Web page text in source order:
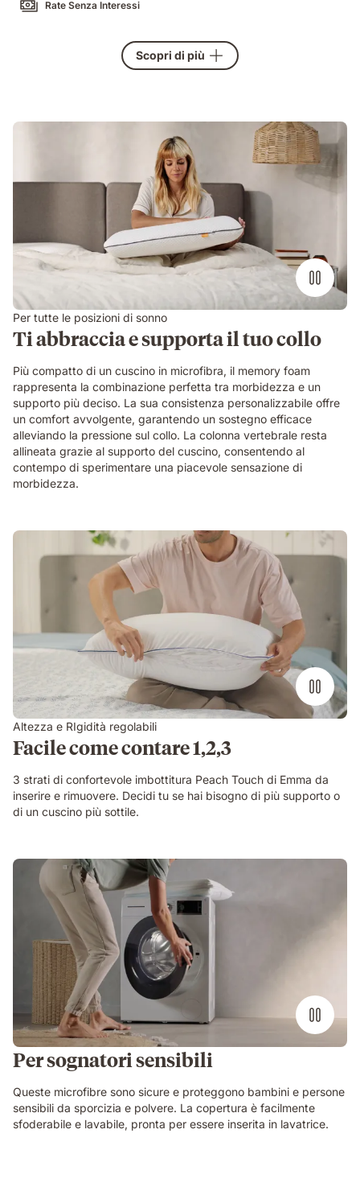
Rate Senza Interessi
Scopri di più
Per tutte le posizioni di sonno
Ti abbraccia e supporta il tuo collo
Più compatto di un cuscino in microfibra, il memory foam
rappresenta la combinazione perfetta tra morbidezza e un
supporto più deciso. La sua consistenza personalizzabile offre
un comfort avvolgente, garantendo un sostegno efficace
alleviando la pressione sul collo. La colonna vertebrale resta
allineata grazie al supporto del cuscino, consentendo al
contempo di sperimentare una piacevole sensazione di
morbidezza.
Altezza e RIgidità regolabili
Facile come contare 1,2,3
3 strati di confortevole imbottitura Peach Touch di Emma da
inserire e rimuovere. Decidi tu se hai bisogno di più supporto o
di un cuscino più sottile.
Per sognatori sensibili
Queste microfibre sono sicure e proteggono bambini e persone
sensibili da sporcizia e polvere. La copertura è facilmente
sfoderabile e lavabile, pronta per essere inserita in lavatrice.